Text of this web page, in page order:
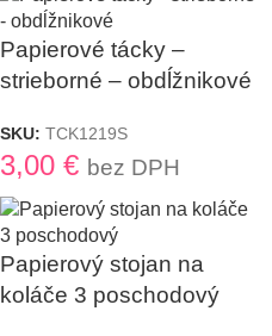
Papierové tácky –
strieborné – obdĺžnikové
SKU: TCK1219S
3,00 € bez DPH
Papierový stojan na
koláče 3 poschodový